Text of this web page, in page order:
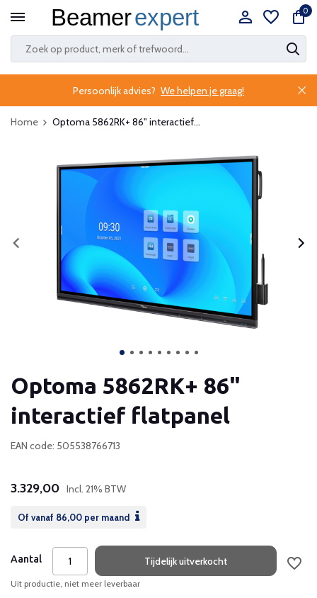
0
Persoonlijk advies? We helpen je graag!
Home Optoma 5862RK+ 86" interactief...
Optoma 5862RK+ 86"
interactief flatpanel
EAN code: 505538766713
3.329,00 Incl. 21% BTW
Of vanaf 86,00 per maand
Aantal Tijdelijk uitverkocht
Uit productie, niet meer leverbaar